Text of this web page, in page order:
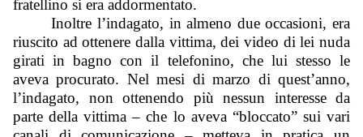
fratellino si era addormentato.
Inoltre l’indagato, in almeno due occasioni, era
riuscito ad ottenere dalla vittima, dei video di lei nuda
girati in bagno con il telefonino, che lui stesso le
aveva procurato. Nel mesi di marzo di quest’anno,
l’indagato, non ottenendo più nessun interesse da
parte della vittima – che lo aveva “bloccato” sui vari